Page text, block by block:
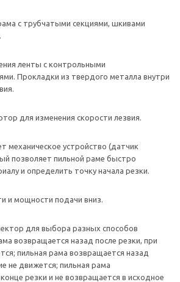
с трубчатыми секциями, шкивами
ленты с контрольными
Прокладки из твердого металла внутри
для изменения скорости лезвия.
механическое устройство (датчик
позволяет пильной раме быстро
и определить точку начала резки.
и мощности подачи вниз.
для выбора разных способов
возвращается назад после резки, при
пильная рама возвращается назад
не движется; пильная рама
резки и не возвращается в исходное